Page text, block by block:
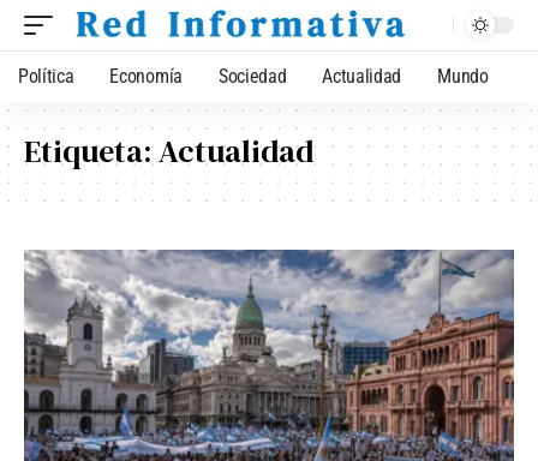
Política Economía Sociedad Actualidad Mundo
Etiqueta:Actualidad